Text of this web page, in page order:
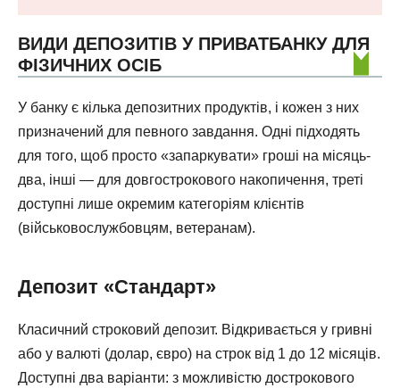
ВИДИ ДЕПОЗИТІВ У ПРИВАТБАНКУ ДЛЯ
ФІЗИЧНИХ ОСІБ
У банку є кілька депозитних продуктів, і кожен з них
призначений для певного завдання. Одні підходять
для того, щоб просто «запаркувати» гроші на місяць-
два, інші — для довгострокового накопичення, треті
доступні лише окремим категоріям клієнтів
(військовослужбовцям, ветеранам).
Депозит «Стандарт»
Класичний строковий депозит. Відкривається у гривні
або у валюті (долар, євро) на строк від 1 до 12 місяців.
Доступні два варіанти: з можливістю дострокового